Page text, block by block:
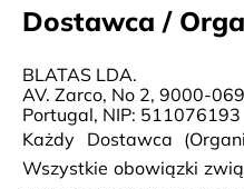
Dostawca /
BLATAS LDA.
AV. Zarco, No 2, 9000-
Portugal, NIP: 511076193
Każdy Dostawca
Wszystkie obowiązki